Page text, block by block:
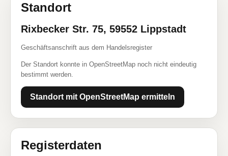
Standort
Rixbecker Str. 75, 59552 Lippstadt
Geschäftsanschrift aus dem Handelsregister
Der Standort konnte in OpenStreetMap noch nicht eindeutig
bestimmt werden.
Standort mit OpenStreetMap ermitteln
Registerdaten